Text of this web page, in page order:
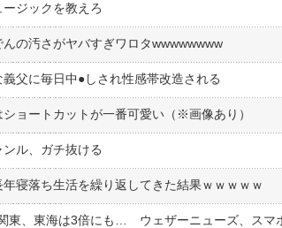
ジックを教えろ
んの汚さがヤバすぎワロタwwwwwwww
義父に毎日中●︎しされ性感帯改造される
ショートカットが一番可愛い（※画像あり）
ル、ガチ抜ける
寝落ち生活を繰り返してきた結果ｗｗｗｗｗ
東、東海は3倍にも… ウェザーニューズ、スマ